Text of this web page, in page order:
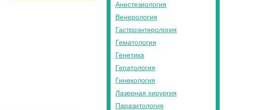
Анестезиология
Венерология
Гастроэнтерология
Гематология
Генетика
Гепатология
Гинекология
Лазерная хирургия
Паразитология